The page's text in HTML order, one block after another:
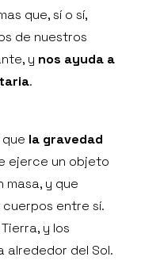
que, sí o sí,
de nuestros
y nos ayuda a
.
la gravedad
ejerce un objeto
y que
entre sí.
y los
alrededor del Sol.